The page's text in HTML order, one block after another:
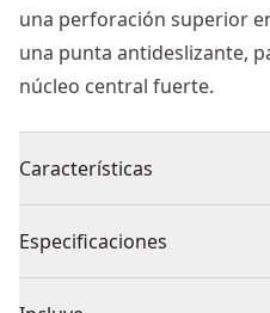
una perforación superior
una punta antideslizante,
núcleo central fuerte.
Características
5% de cobalto
Especificaciones